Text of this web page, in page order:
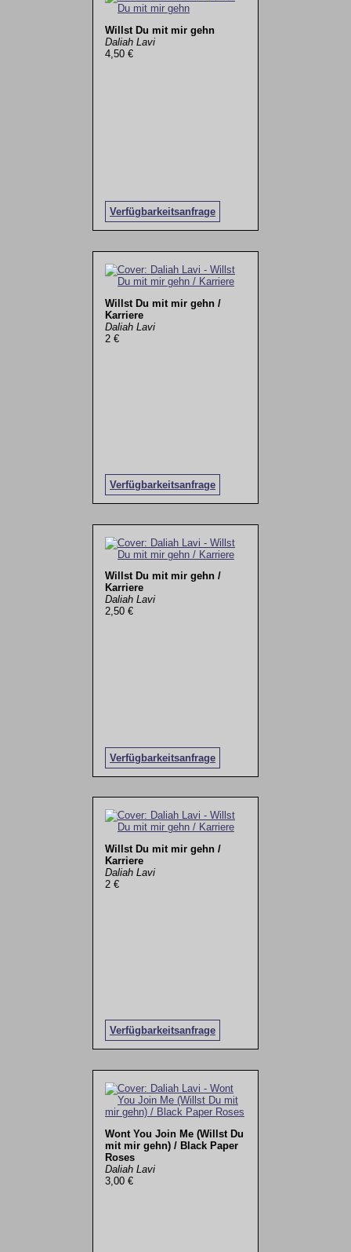
Willst Du mit mir gehn
Daliah Lavi
4,50 €
Verfügbarkeitsanfrage
Willst Du mit mir gehn /
Karriere
Daliah Lavi
2 €
Verfügbarkeitsanfrage
Willst Du mit mir gehn /
Karriere
Daliah Lavi
2,50 €
Verfügbarkeitsanfrage
Willst Du mit mir gehn /
Karriere
Daliah Lavi
2 €
Verfügbarkeitsanfrage
Wont You Join Me (Willst Du
mit mir gehn) / Black Paper
Roses
Daliah Lavi
3,00 €